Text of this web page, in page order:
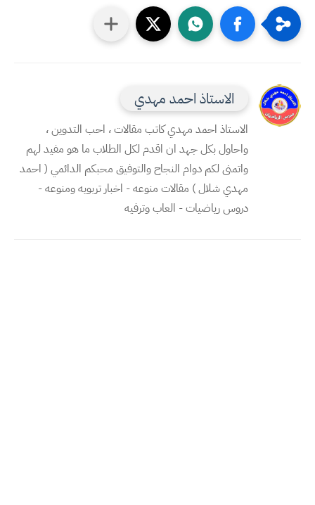
الاستاذ احمد مهدي
الاستاذ احمد مهدي كاتب مقالات ، احب التدوين ،
واحاول بكل جهد ان اقدم لكل الطلاب ما هو مفيد لهم
واتمنى لكم دوام النجاح والتوفيق محبكم الدائمي ( احمد
مهدي شلال ) مقالات منوعه - اخبار تربويه ومنوعه -
دروس رياضيات - العاب وترفيه